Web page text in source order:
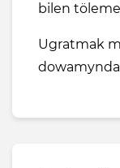
bilen
Ugratmak